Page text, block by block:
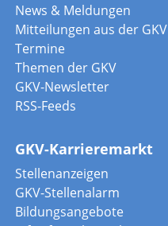
News & Meldungen
Mitteilungen aus der GKV
Termine
Themen der GKV
GKV-Newsletter
RSS-Feeds
GKV-Karrieremarkt
Stellenanzeigen
GKV-Stellenalarm
Bildungsangebote